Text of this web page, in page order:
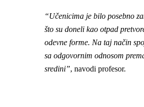
“Učenicima je bilo posebno
što su doneli kao otpad
odevne forme. Na taj način
sa odgovornim odnosom
sredini”, navodi profesor.